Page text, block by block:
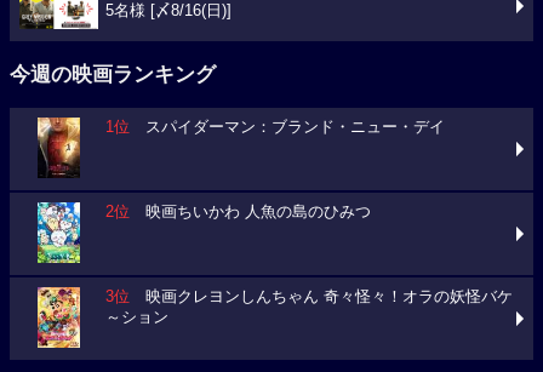
5名様 [〆8/16(日)]
今週の映画ランキング
1位 スパイダーマン：ブランド・ニュー・デイ
2位 映画ちいかわ 人魚の島のひみつ
3位 映画クレヨンしんちゃん 奇々怪々！オラの妖怪バケ
～ション